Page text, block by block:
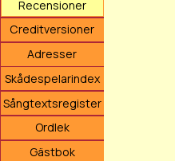
Recensioner
Creditversioner
Adresser
Skådespelarindex
Sångtextsregister
Ordlek
Gästbok